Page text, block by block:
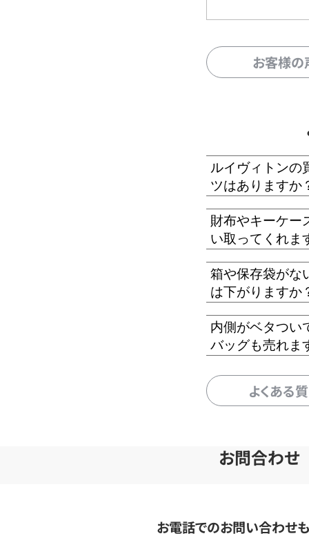
お客様
ルイヴィトンの
ツはありますか
財布やキーケー
い取ってくれま
箱や保存袋がな
は下がりますか
内側がベタつい
バッグも売れま
よくある
お問合わせ
お電話でのお問い合わせ